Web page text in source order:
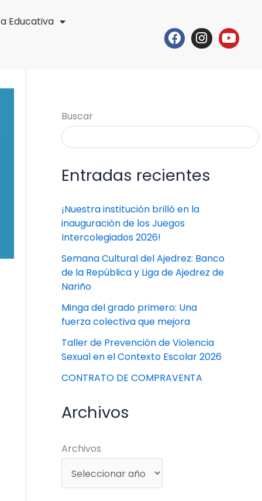
Educativa
Facebook
Buscar
Entradas recientes
¡Nuestra institución brilló en la
inauguración de los Juegos
Intercolegiados 2026!
Semana Cultural del Ajedrez: Banco
de la República y Liga de Ajedrez de
Nariño
Minga del grado primero: Una
fuerza colectiva que mejora
Taller de Prevención de Violencia
Sexual en el Contexto Escolar 2026
CONTRATO DE COMPRAVENTA
Archivos
Archivos